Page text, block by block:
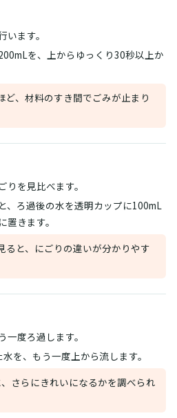
います。
を、上からゆっくり30秒以上か
ど、材料のすき間でごみが止まり
りを見比べます。
、ろ過後の水を透明カップに100mL
きます。
ると、にごりの違いが分かりやす
一度ろ過します。
を、もう一度上から流します。
さらにきれいになるかを調べられ